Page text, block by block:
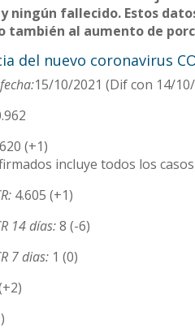
ningún fallecido. Estos
también al aumento de
del nuevo coronavirus
15/10/2021 (Dif con 14/
(+1)
incluye todos los
4.605 (+1)
14 días:8 (-6)
7 dias: 1 (0)